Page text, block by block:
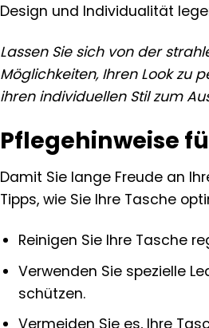
Design und Individualität
Lassen Sie sich von der
Möglichkeiten, Ihren Look zu
ihren individuellen Stil zum
Pflegehinweise
Damit Sie lange Freude an
Tipps, wie Sie Ihre Tasche
Reinigen Sie Ihre Tasche
Verwenden Sie spezielle
schützen.
Vermeiden Sie es, Ihre